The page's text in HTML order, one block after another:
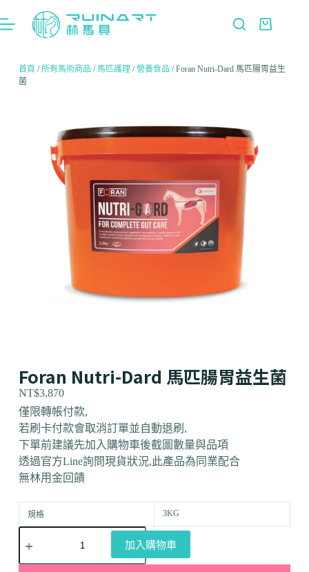
首頁 /所有馬術商品 / 馬匹護理/營養食品 / Foran Nutri-Dard 馬匹腸胃益生
菌
Foran Nutri-Dard 馬匹腸胃益生菌
NT$3,870
僅限轉帳付款,
若刷卡付款會取消訂單並自動退刷,
下單前建議先加入購物車後截圖數量與品項
透過官方Line詢問現貨狀況,此產品為同業配合
無林用金回饋
規格 3KG
加入購物車